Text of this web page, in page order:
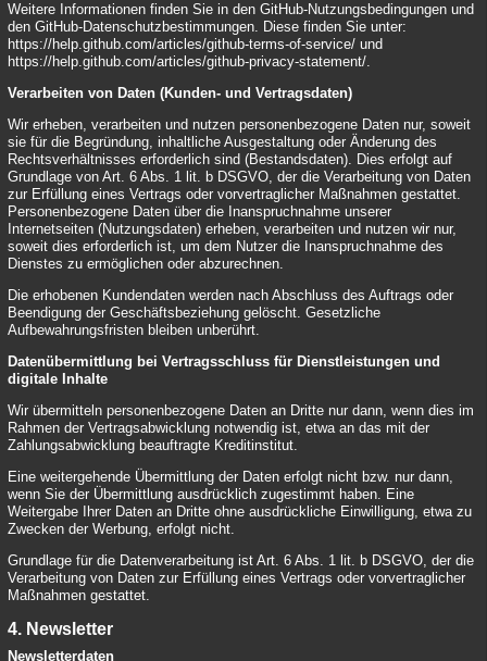
Weitere Informationen finden Sie in den GitHub-Nutzungsbedingungen und
den GitHub-Datenschutzbestimmungen. Diese finden Sie unter:
https://help.github.com/articles/github-terms-of-service/ und
https://help.github.com/articles/github-privacy-statement/.
Verarbeiten von Daten (Kunden- und Vertragsdaten)
Wir erheben, verarbeiten und nutzen personenbezogene Daten nur, soweit
sie für die Begründung, inhaltliche Ausgestaltung oder Änderung des
Rechtsverhältnisses erforderlich sind (Bestandsdaten). Dies erfolgt auf
Grundlage von Art. 6 Abs. 1 lit. b DSGVO, der die Verarbeitung von Daten
zur Erfüllung eines Vertrags oder vorvertraglicher Maßnahmen gestattet.
Personenbezogene Daten über die Inanspruchnahme unserer
Internetseiten (Nutzungsdaten) erheben, verarbeiten und nutzen wir nur,
soweit dies erforderlich ist, um dem Nutzer die Inanspruchnahme des
Dienstes zu ermöglichen oder abzurechnen.
Die erhobenen Kundendaten werden nach Abschluss des Auftrags oder
Beendigung der Geschäftsbeziehung gelöscht. Gesetzliche
Aufbewahrungsfristen bleiben unberührt.
Datenübermittlung bei Vertragsschluss für Dienstleistungen und
digitale Inhalte
Wir übermitteln personenbezogene Daten an Dritte nur dann, wenn dies im
Rahmen der Vertragsabwicklung notwendig ist, etwa an das mit der
Zahlungsabwicklung beauftragte Kreditinstitut.
Eine weitergehende Übermittlung der Daten erfolgt nicht bzw. nur dann,
wenn Sie der Übermittlung ausdrücklich zugestimmt haben. Eine
Weitergabe Ihrer Daten an Dritte ohne ausdrückliche Einwilligung, etwa zu
Zwecken der Werbung, erfolgt nicht.
Grundlage für die Datenverarbeitung ist Art. 6 Abs. 1 lit. b DSGVO, der die
Verarbeitung von Daten zur Erfüllung eines Vertrags oder vorvertraglicher
Maßnahmen gestattet.
4. Newsletter
Newsletterdaten